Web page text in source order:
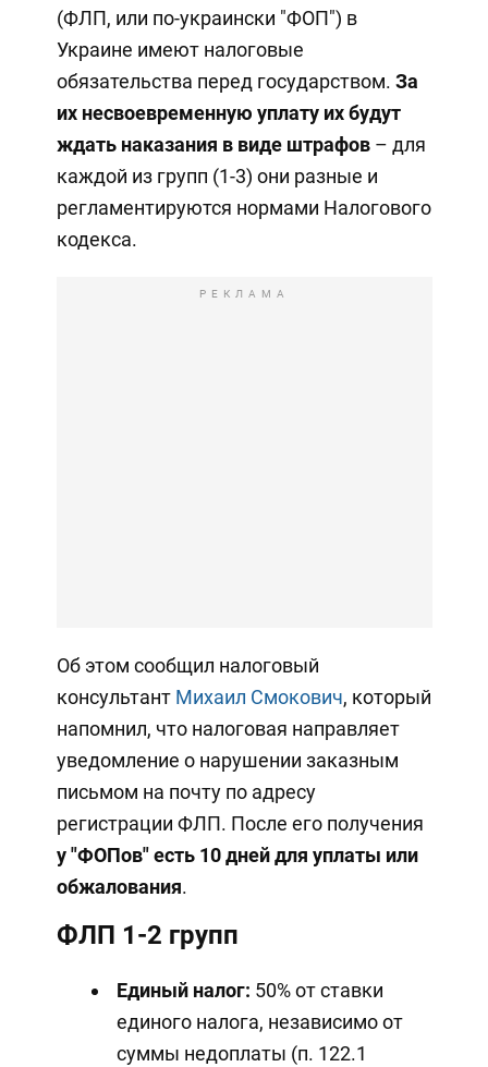
(ФЛП, или по-украински "ФОП") в
Украине имеют налоговые
обязательства перед государством. За
их несвоевременную уплату их будут
ждать наказания в виде штрафов– для
каждой из групп (1-3) они разные и
регламентируются нормами Налогового
кодекса.
РЕКЛАМА
Об этом сообщил налоговый
консультант Михаил Смокович, который
напомнил, что налоговая направляет
уведомление о нарушении заказным
письмом на почту по адресу
регистрации ФЛП. После его получения
у "ФОПов" есть 10 дней для уплаты или
обжалования.
ФЛП 1-2 групп
Единый налог: 50% от ставки
единого налога, независимо от
суммы недоплаты (п. 122.1